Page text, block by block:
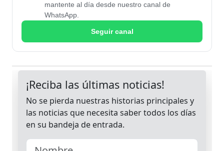
mantente al día desde nuestro canal de
WhatsApp.
Seguir canal